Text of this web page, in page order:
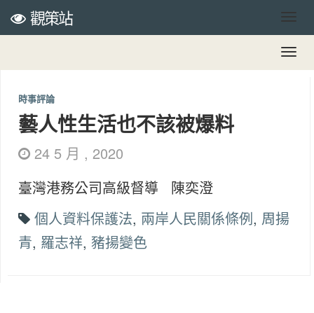
觀策站
時事評論
藝人性生活也不該被爆料
24 5 月 , 2020
臺灣港務公司高級督導 陳奕澄
個人資料保護法, 兩岸人民關係條例, 周揚
青, 羅志祥, 豬揚變色